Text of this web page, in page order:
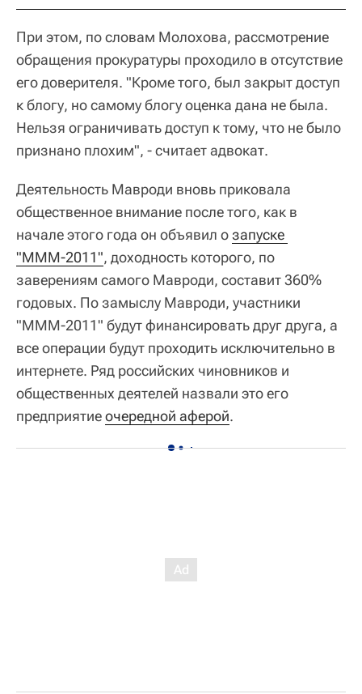
При этом, по словам Молохова, рассмотрение
обращения прокуратуры проходило в отсутствие
его доверителя. "Кроме того, был закрыт доступ
к блогу, но самому блогу оценка дана не была.
Нельзя ограничивать доступ к тому, что не было
признано плохим", - считает адвокат.
Деятельность Мавроди вновь приковала
общественное внимание после того, как в
начале этого года он объявил озапуске
"МММ-2011", доходность которого, по
заверениям самого Мавроди, составит 360%
годовых. По замыслу Мавроди, участники
"МММ-2011" будут финансировать друг друга, а
все операции будут проходить исключительно в
интернете. Ряд российских чиновников и
общественных деятелей назвали это его
предприятиеочередной аферой.